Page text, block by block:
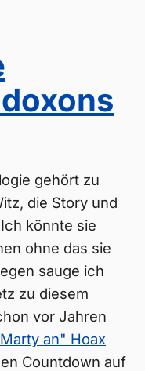
gehört zu
die Story und
könnte sie
ohne das sie
sauge ich
zu diesem
vor Jahren
an" Hoax
Countdown auf